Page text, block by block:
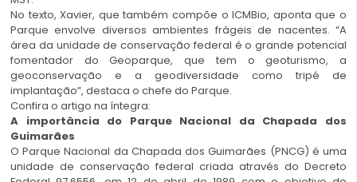
No texto, Xavier, que também compõe o ICMBio, aponta que o
Parque envolve diversos ambientes frágeis de nacentes. “A
área da unidade de conservação federal é o grande potencial
fomentador do Geoparque, que tem o geoturismo, a
geoconservação e a geodiversidade como tripé de
implantação”, destaca o chefe do Parque.
Confira o artigo na íntegra:
A importância do Parque Nacional da Chapada dos
Guimarães
O Parque Nacional da Chapada dos Guimarães (PNCG) é uma
unidade de conservação federal criada através do Decreto